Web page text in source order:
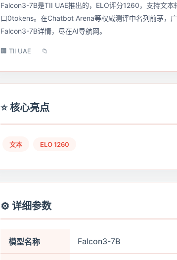
Falcon3-7B是TII UAE推出的，ELO评分1260，支持文
口0tokens。在Chatbot Arena等权威测评中名列前茅，
Falcon3-7B详情，尽在AI导航网。
🏢 TII UAE 📁
⭐ 核心亮点
文本 ELO 1260
⚙️ 详细参数
模型名称 Falcon3-7B